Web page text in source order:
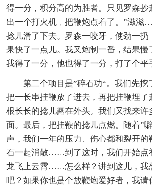
得一分，积分高的为胜者。只见罗森抄
出一个打火机，把鞭炮点着了。”滋
捻儿滑了下去。罗森一咬牙，使劲一扔
果快了一点儿。我又炮制一番，结果慢
我得了一分，他也得了一分，打了个平
第二个项目是”碎石功“。我们先挖
把一长串挂鞭放了进去，再把挂鞭埋了
根长长的捻儿露在外头。我们又找来许
面。最后，把挂鞭的捻儿点燃。随着”
声，我们一年的压力、伤心都和裂开的
石一起消散……到了这时，我们开始点
龙飞上云霄……怎么样？讲到这儿，我
吧？如果你也是个放鞭炮爱好者，我请